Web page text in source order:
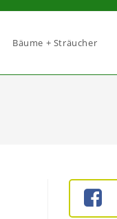
Bäume + Sträucher